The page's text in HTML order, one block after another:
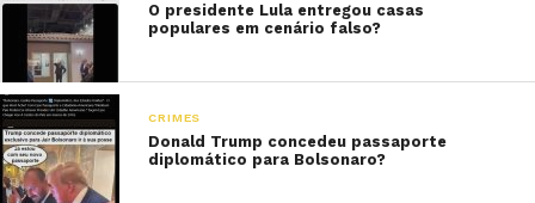
O presidente Lula entregou casas
populares em cenário falso?
CRIMES
Donald Trump concedeu passaporte
diplomático para Bolsonaro?